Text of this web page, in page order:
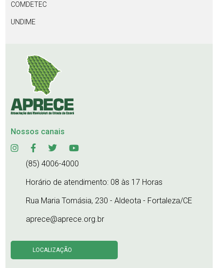
COMDETEC
UNDIME
Nossos canais
(85) 4006-4000
Horário de atendimento: 08 às 17 Horas
Rua Maria Tomásia, 230 - Aldeota - Fortaleza/CE
aprece@aprece.org.br
LOCALIZAÇÃO